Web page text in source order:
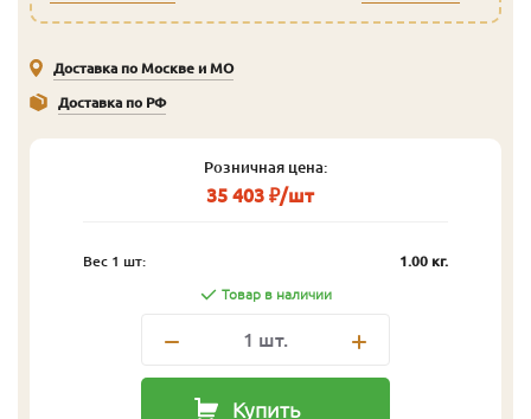
Доставка по Москве и МО
Доставка по РФ
Розничная цена:
35 403 ₽/шт
Вес 1 шт: 1.00 кг.
Товар в наличии
1 шт.
Купить